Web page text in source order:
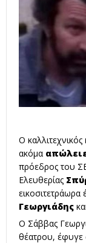
Ο
ακόμα
πρόεδρος του
Ελευθερίας
Γεωργιάδης
Ο Σάββας
θέατρου, έφυγε